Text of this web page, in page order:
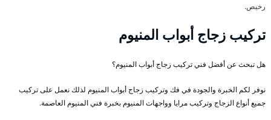
رخيص.
تركيب زجاج أبواب المنيوم
هل تبحث عن أفضل فني تركيب زجاج أبواب المنيوم؟
نوفر لكم الخبرة والجودة في فك وتركيب زجاج أبواب المنيوم لذلك نعمل على تركيب
جميع أنواع الزجاج وتركيب مرايا وواجهات المنيوم بخبرة فني المنيوم العاصمة.